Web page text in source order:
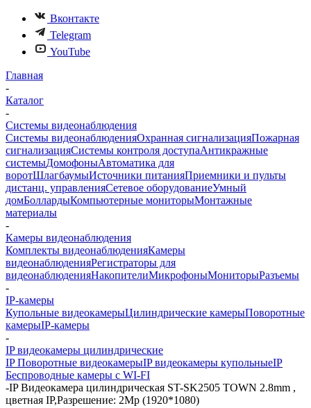
Вконтакте
Telegram
YouTube
Главная
-
Каталог
-
Системы видеонаблюдения
Системы видеонаблюденияОхранная сигнализацияПожарная
сигнализацияСистемы контроля доступаАнтикражные
системыДомофоныАвтоматика для
воротШлагбаумыИсточники питанияПриемники и пульты
дистанц. управленияСетевое оборудованиеУмный
домБоллардыКомпьютерные мониторыМонтажные
материалы
-
Камеры видеонаблюдения
Комплекты видеонаблюденияКамеры
видеонаблюденияРегистраторы для
видеонаблюденияНакопителиМикрофоныМониторыРазъемы
-
IP-камеры
Купольные видеокамерыЦилиндрические камерыПоворотные
камерыIP-камеры
-
IP видеокамеры цилиндрические
IP Поворотные видеокамерыIP видеокамеры купольныеIP
Беспроводные камеры с WI-FI
-IP Видеокамера цилиндрическая ST-SK2505 TOWN 2.8mm ,
цветная IP,Разрешение: 2Mp (1920*1080)